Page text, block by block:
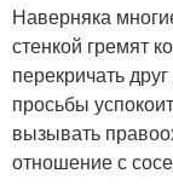
Наверняка
стенкой гремят
перекричать
просьбы
вызывать
отношение с